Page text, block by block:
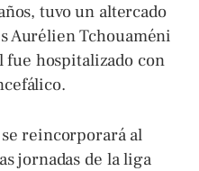
tuvo un altercado
Aurélien Tchouaméni
fue hospitalizado con
se reincorporará al
jornadas de la liga